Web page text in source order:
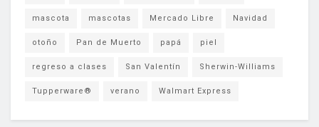
mascota mascotas Mercado Libre Navidad
otoño Pan de Muerto papá piel
regreso a clases San Valentín Sherwin-Williams
Tupperware® verano Walmart Express